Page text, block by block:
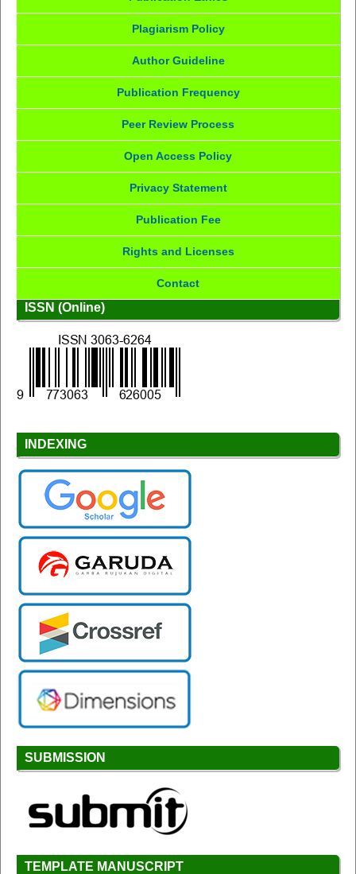
Plagiarism Policy
Author Guideline
Publication Frequency
Peer Review Process
Open Access Policy
Privacy Statement
Publication Fee
Rights and Licenses
Contact
ISSN (Online)
INDEXING
SUBMISSION
TEMPLATE MANUSCRIPT